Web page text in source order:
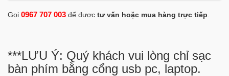
Gọi 0967 707 003 để được tư vấn hoặc mua hàng trực tiếp
***LƯU Ý: Quý khách vui lòng chỉ sạc
bàn phím bằng cổng usb pc, laptop.